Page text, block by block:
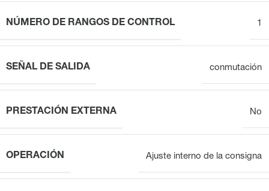
NÚMERO DE RANGOS DE CONTROL 1
SEÑAL DE SALIDA conmutación
PRESTACIÓN EXTERNA No
OPERACIÓN Ajuste interno de la consigna